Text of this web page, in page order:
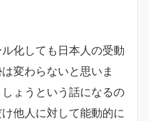
化しても日本人の受動
変わらないと思いま
ょうという話になるの
他人に対して能動的に